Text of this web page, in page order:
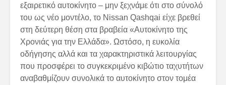
εξαιρετικό αυτοκίνητο – μην ξεχνάμε ότι στο σύνολό
του ως νέο μοντέλο, το Nissan Qashqai είχε βρεθεί
στη δεύτερη θέση στα βραβεία «Αυτοκίνητο της
Χρονιάς για την Ελλάδα». Ωστόσο, η ευκολία
οδήγησης αλλά και τα χαρακτηριστικά λειτουργίας
που προσφέρει το συγκεκριμένο κιβώτιο ταχυτήτων
αναβαθμίζουν συνολικά το αυτοκίνητο στον τομέα